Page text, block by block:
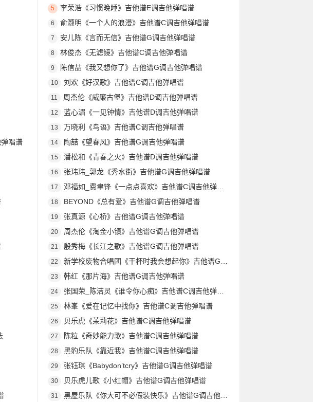
唱谱
5 李荣浩《习惯晚睡》吉他谱E调吉他弹唱谱
6 俞灏明《一个人的浪漫》吉他谱C调吉他弹唱谱
7 安儿陈《言而无信》吉他谱G调吉他弹唱谱
8 林俊杰《无滤镜》吉他谱C调吉他弹唱谱
9 陈信喆《我又想你了》吉他谱G调吉他弹唱谱
10 刘欢《好汉歌》吉他谱C调吉他弹唱谱
11 周杰伦《威廉古堡》吉他谱D调吉他弹唱谱
12 蓝心湄《一见钟情》吉他谱D调吉他弹唱谱
13 万晓利《鸟语》吉他谱C调吉他弹唱谱
14 陶喆《望春风》吉他谱G调吉他弹唱谱
15 潘松和《青春之火》吉他谱D调吉他弹唱谱
16 张玮玮_郭龙《秀水街》吉他谱G调吉他弹唱谱
17 邓福如_费聿锋《一点点喜欢》吉他谱C调吉他弹唱谱
18 BEYOND《总有爱》吉他谱G调吉他弹唱谱
19 张真源《心桥》吉他谱G调吉他弹唱谱
20 周杰伦《淘金小镇》吉他谱G调吉他弹唱谱
21 殷秀梅《长江之歌》吉他谱G调吉他弹唱谱
22 新学校废物合唱团《干杯时我会想起你》吉他谱G调吉他弹唱谱
23 韩红《那片海》吉他谱G调吉他弹唱谱
24 张国荣_陈洁灵《谁令你心痴》吉他谱C调吉他弹唱谱
25 林峯《爱在记忆中找你》吉他谱C调吉他弹唱谱
26 贝乐虎《茉莉花》吉他谱C调吉他弹唱谱
27 陈粒《奇妙能力歌》吉他谱C调吉他弹唱谱
28 黑豹乐队《靠近我》吉他谱C调吉他弹唱谱
29 张钰琪《Babydon’tcry》吉他谱G调吉他弹唱谱
30 贝乐虎儿歌《小红帽》吉他谱G调吉他弹唱谱
31 黑屋乐队《你大可不必假装快乐》吉他谱G调吉他弹唱谱